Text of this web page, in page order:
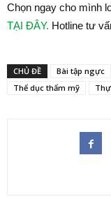
Chọn ngay cho mình
TẠI ĐÂY. Hotline tư
CHỦ ĐỀ Bài tập ngực
Thể dục thẩm mỹ